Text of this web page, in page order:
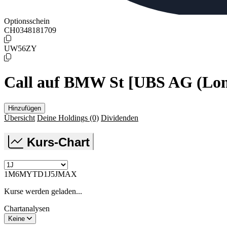
Optionsschein
CH0348181709
UW56ZY
Call auf BMW St [UBS AG
Hinzufügen
Übersicht Deine Holdings (0) Dividenden
Kurs-Chart
1M6MYTD1J5JMAX
Kurse werden geladen...
Chartanalysen
Keine